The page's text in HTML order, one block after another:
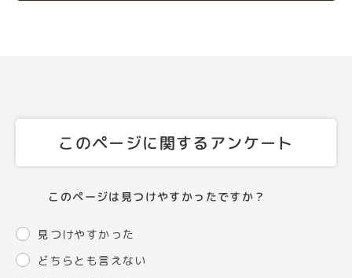
このページに関するアンケート
このページは見つけやすかったですか？
見つけやすかった
どちらとも言えない